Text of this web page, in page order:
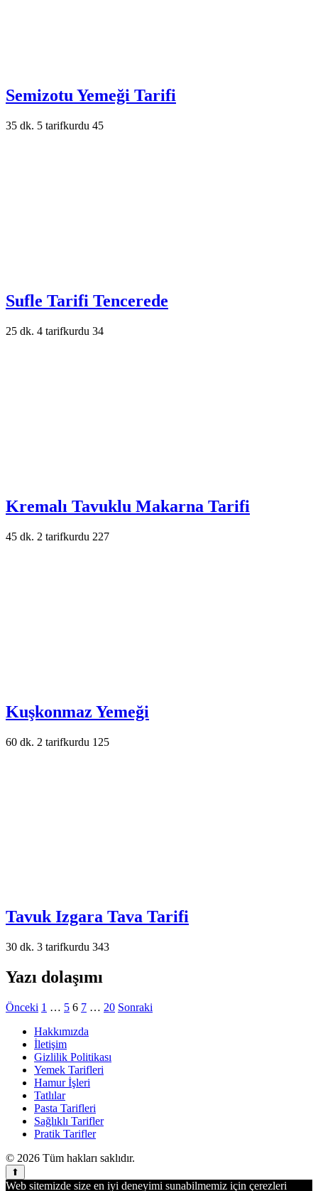
Semizotu Yemeği Tarifi
35 dk. 5 tarifkurdu 45
Sufle Tarifi Tencerede
25 dk. 4 tarifkurdu 34
Kremalı Tavuklu Makarna Tarifi
45 dk. 2 tarifkurdu 227
Kuşkonmaz Yemeği
60 dk. 2 tarifkurdu 125
Tavuk Izgara Tava Tarifi
30 dk. 3 tarifkurdu 343
Yazı dolaşımı
Önceki 1 … 5 6 7 … 20 Sonraki
Hakkımızda
İletişim
Gizlilik Politikası
Yemek Tarifleri
Hamur İşleri
Tatlılar
Pasta Tarifleri
Sağlıklı Tarifler
Pratik Tarifler
© 2026 Tüm hakları saklıdır.
Web sitemizde size en iyi deneyimi sunabilmemiz için çerezleri